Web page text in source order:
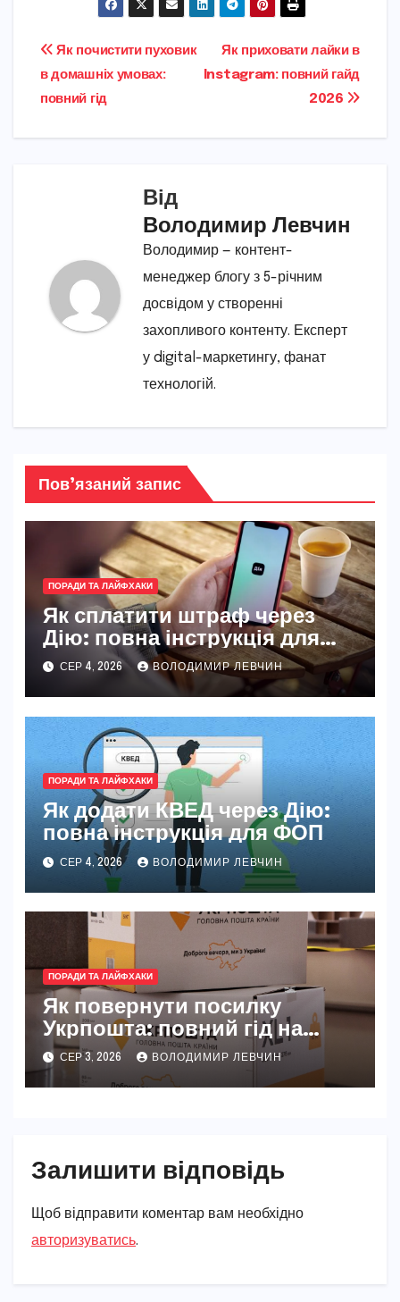
Навігація
записів
Як приховати лайки в
Instagram: повний гайд
2026
Як почистити пуховик
в домашніх умовах:
повний гід
Від
Володимир Левчин
Володимир — контент-
менеджер блогу з 5-річним
досвідом у створенні
захопливого контенту. Експерт
у digital-маркетингу, фанат
технологій.
Пов’язаний запис
ПОРАДИ ТА ЛАЙФХАКИ
Як сплатити штраф через
Дію: повна інструкція для
новачків і досвідчених
СЕР 4, 2026 ВОЛОДИМИР ЛЕВЧИН
ПОРАДИ ТА ЛАЙФХАКИ
Як додати КВЕД через Дію:
повна інструкція для ФОП
СЕР 4, 2026 ВОЛОДИМИР ЛЕВЧИН
ПОРАДИ ТА ЛАЙФХАКИ
Як повернути посилку
Укрпошта: повний гід на
2026 рік
СЕР 3, 2026 ВОЛОДИМИР ЛЕВЧИН
Залишити відповідь
Щоб відправити коментар вам необхідно
авторизуватись.